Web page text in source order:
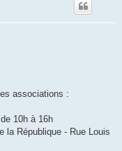
associations :
10h à 16h
la République - Rue Louis